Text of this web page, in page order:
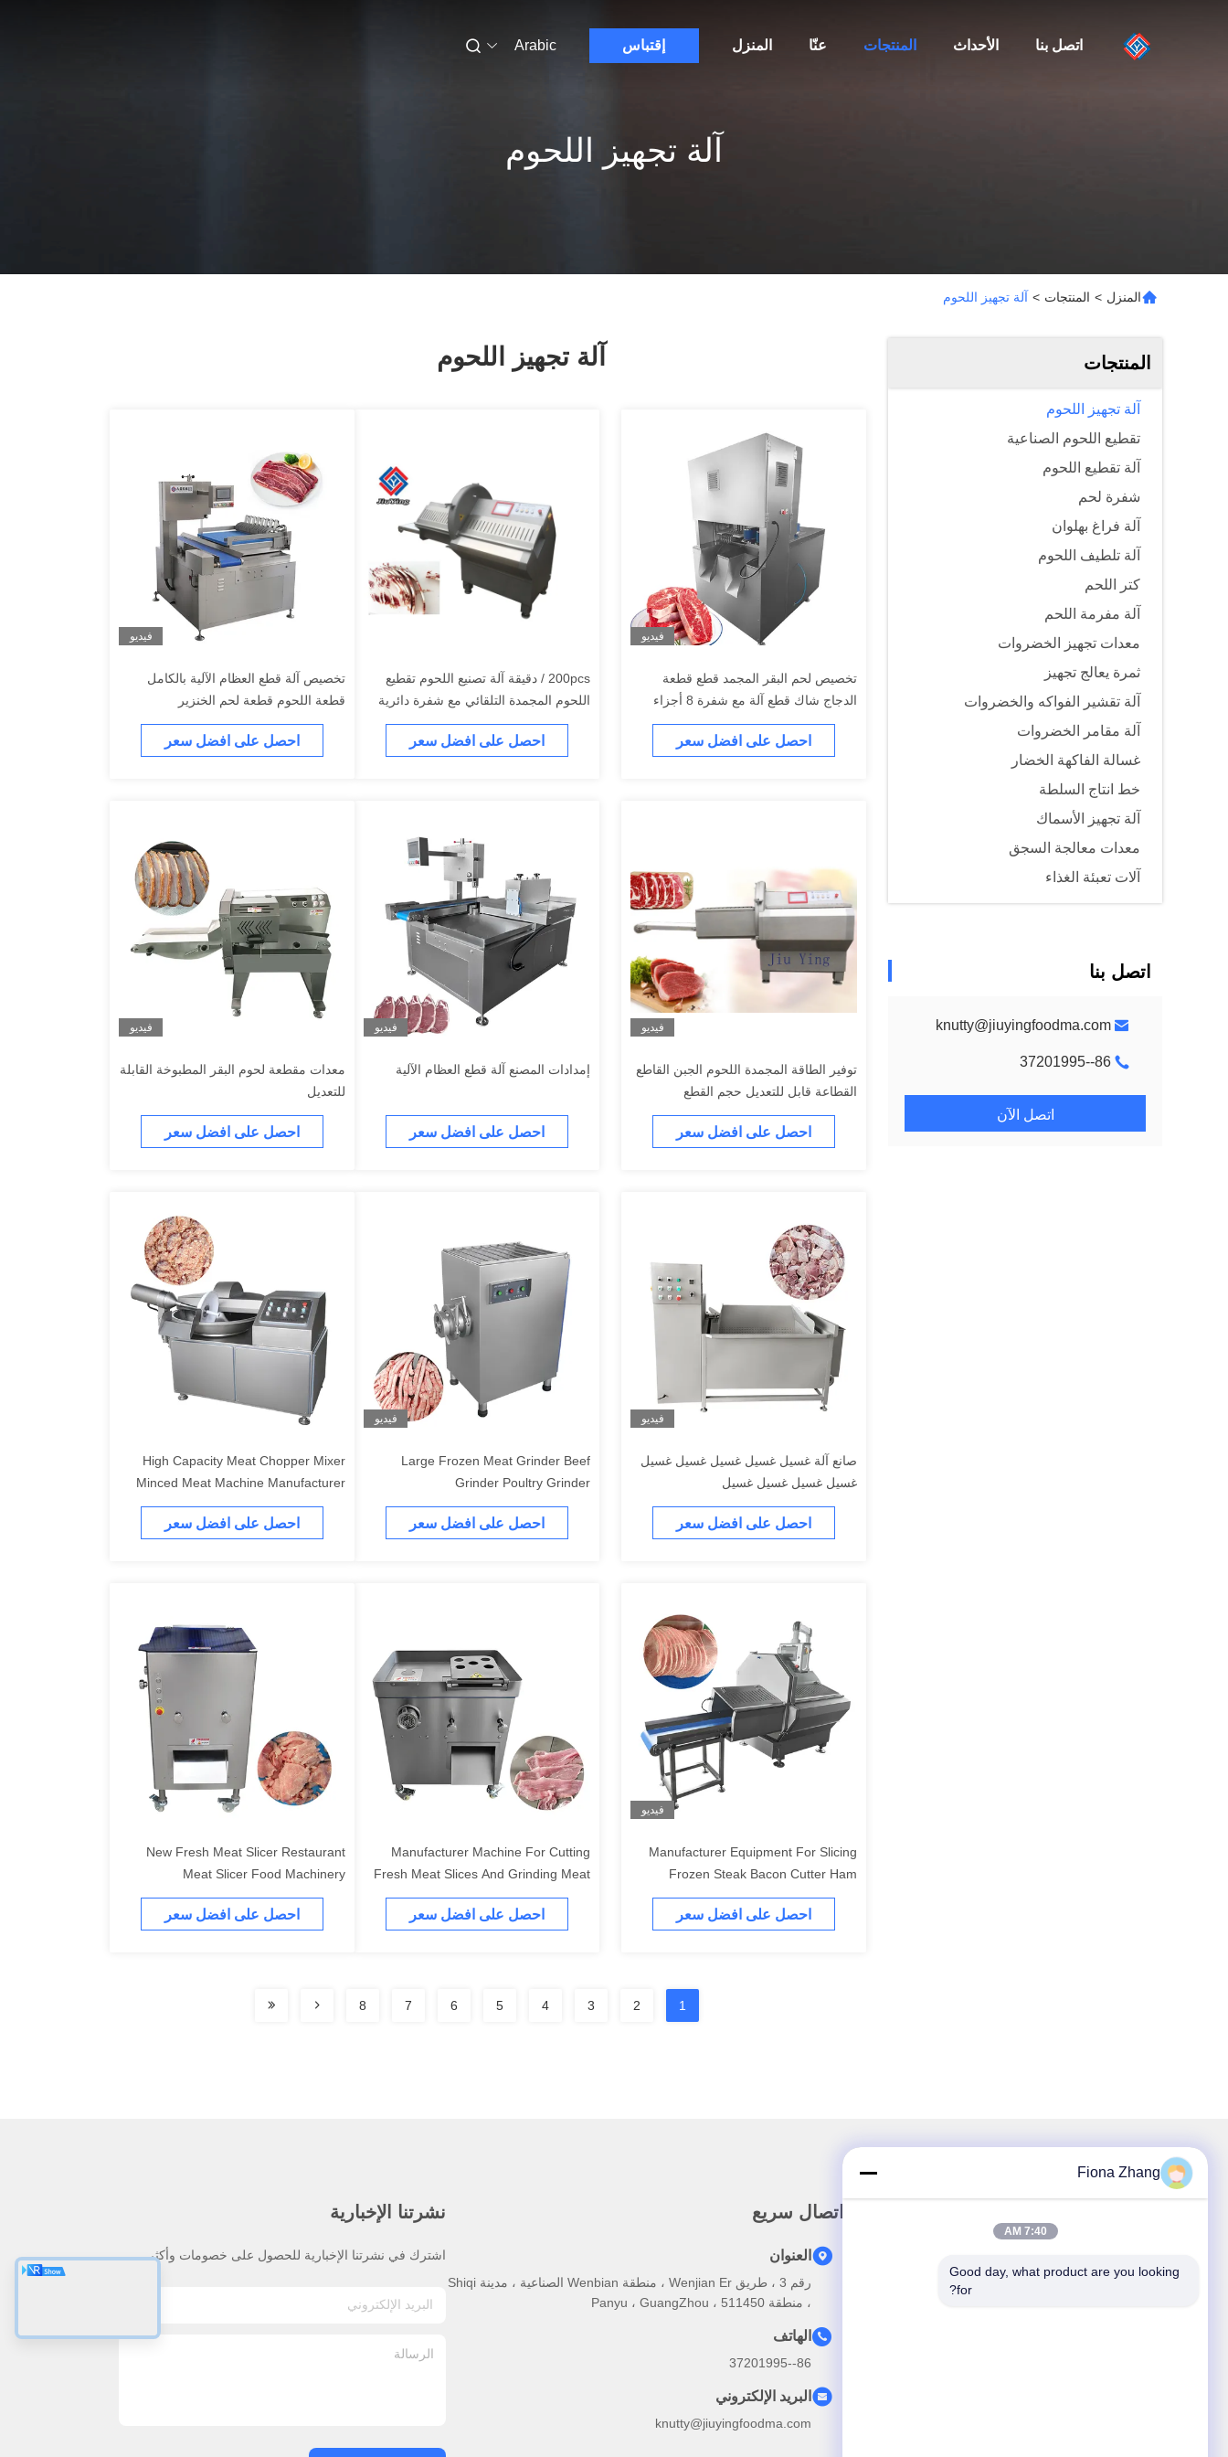
المنزل عنّا المنتجات الأحداث اتصل بنا إقتباس Arabic
آلة تجهيز اللحوم
المنزل > المنتجات > آلة تجهيز اللحوم
المنتجات
آلة تجهيز اللحوم
تقطيع اللحوم الصناعية
آلة تقطيع اللحوم
شفرة لحم
آلة فراغ بهلوان
آلة تلطيف اللحوم
كتر اللحم
آلة مفرمة اللحم
معدات تجهيز الخضروات
ثمرة يعالج تجهيز
آلة تقشير الفواكه والخضروات
آلة مقامر الخضروات
غسالة الفاكهة الخضار
خط انتاج السلطة
آلة تجهيز الأسماك
معدات معالجة السجق
آلات تعبئة الغذاء
اتصل بنا
knutty@jiuyingfoodma.com
86--37201995
اتصل الآن
آلة تجهيز اللحوم
فيديو
تخصيص لحم البقر المجمد قطع قطعة
الدجاج شاك قطع آلة مع شفرة 8 أجزاء
احصل على افضل سعر
200pcs / دقيقة آلة تصنيع اللحوم تقطيع
اللحوم المجمدة التلقائي مع شفرة دائرية
لطيف
احصل على افضل سعر
فيديو
تخصيص آلة قطع العظام الآلية بالكامل
قطعة اللحوم قطعة لحم الخنزير
احصل على افضل سعر
فيديو
توفير الطاقة المجمدة اللحوم الجبن القاطع
القطاعة قابل للتعديل حجم القطع
احصل على افضل سعر
فيديو
إمدادات المصنع آلة قطع العظام الآلية
احصل على افضل سعر
فيديو
معدات مقطعة لحوم البقر المطبوخة القابلة
للتعديل
احصل على افضل سعر
فيديو
صانع آلة غسيل غسيل غسيل غسيل غسيل
غسيل غسيل غسيل غسيل
احصل على افضل سعر
فيديو
Large Frozen Meat Grinder Beef
Grinder Poultry Grinder
احصل على افضل سعر
High Capacity Meat Chopper Mixer
Minced Meat Machine Manufacturer
احصل على افضل سعر
فيديو
Manufacturer Equipment For Slicing
Frozen Steak Bacon Cutter Ham
slicing
احصل على افضل سعر
Manufacturer Machine For Cutting
Fresh Meat Slices And Grinding Meat
Machine
احصل على افضل سعر
New Fresh Meat Slicer Restaurant
Meat Slicer Food Machinery
Manufacturer
احصل على افضل سعر
1
2
3
4
5
6
7
8
اتصال سريع
العنوان
رقم 3 ، طريق Wenjian Er ، منطقة Wenbian الصناعية ، مدينة Shiqi
، منطقة Panyu ، GuangZhou ، 511450
الهاتف
86--37201995
البريد الإلكتروني
knutty@jiuyingfoodma.com
نشرتنا الإخبارية
اشترك في نشرتنا الإخبارية للحصول على خصومات وأكثر.
Fiona Zhang
7:40 AM
Good day, what product are you looking
for?